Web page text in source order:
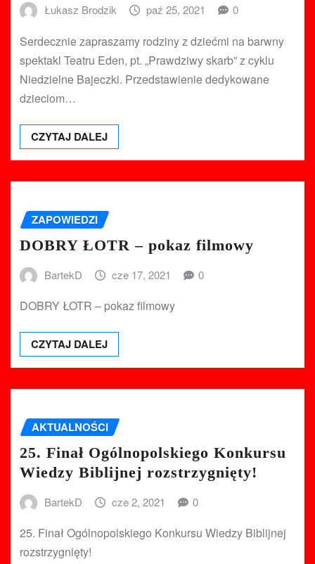
Łukasz Brodzik paź 25, 2021 0
Serdecznie zapraszamy rodziny z dziećmi na barwny
spektakl Teatru Eden, pt. „Prawdziwy skarb” z cyklu
Niedzielne Bajeczki. Przedstawienie dedykowane
dzieciom…
CZYTAJ DALEJ
ZAPOWIEDZI
DOBRY ŁOTR – pokaz filmowy
BartekD cze 17, 2021 0
DOBRY ŁOTR – pokaz filmowy
CZYTAJ DALEJ
AKTUALNOŚCI
25. Finał Ogólnopolskiego Konkursu
Wiedzy Biblijnej rozstrzygnięty!
BartekD cze 2, 2021 0
25. Finał Ogólnopolskiego Konkursu Wiedzy Biblijnej
rozstrzygnięty!